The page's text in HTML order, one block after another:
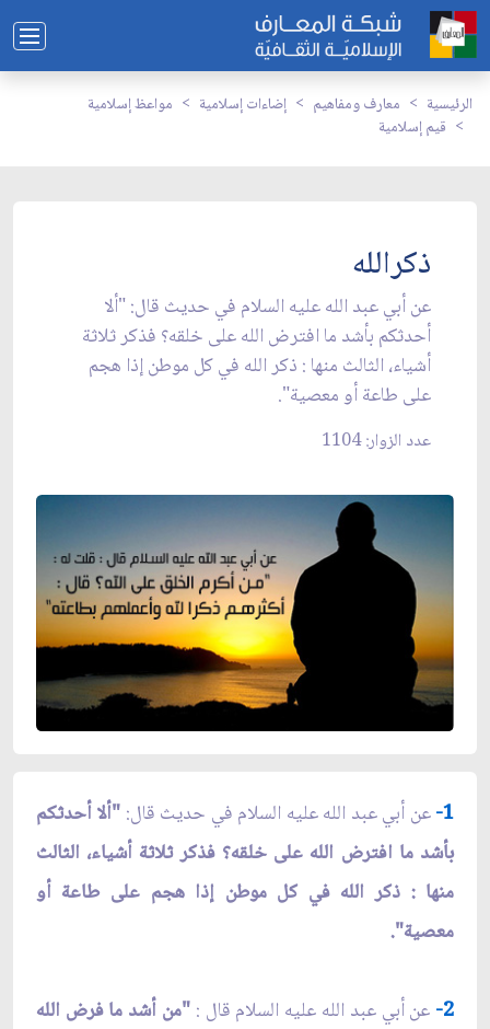
الرئيسية معارف ومفاهيم إضاءات إسلامية
مواعظ إسلامية
قيم إسلامية
ذكرالله
عن أبي عبد الله عليه السلام في حديث قال: "ألا
أحدثكم بأشد ما افترض الله على خلقه؟ فذكر ثلاثة
أشياء، الثالث منها : ذكر الله في كل موطن إذا هجم
على طاعة أو معصية".
عدد الزوار: 1104
1- عن أبي عبد الله عليه السلام في حديث قال: "ألا أحدثكم
بأشد ما افترض الله على خلقه؟ فذكر ثلاثة أشياء، الثالث
منها : ذكر الله في كل موطن إذا هجم على طاعة أو
معصية".
2- عن أبي عبد الله عليه السلام قال : "من أشد ما فرض الله